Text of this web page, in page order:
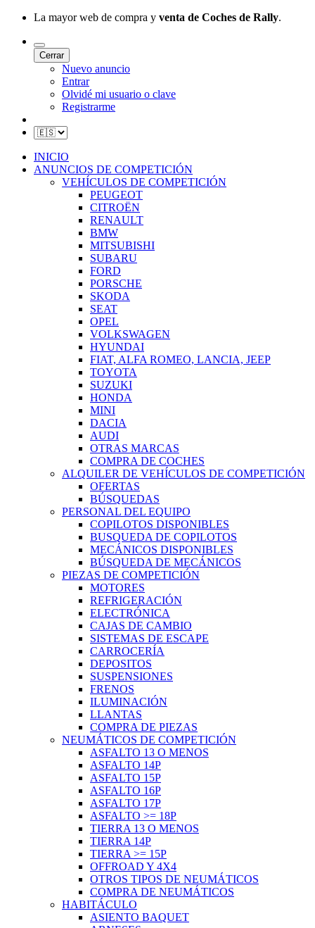
La mayor web de compra y venta de Coches de Rally.
Cerrar
Nuevo anuncio
Entrar
Olvidé mi usuario o clave
Registrarme
INICIO
ANUNCIOS DE COMPETICIÓN
VEHÍCULOS DE COMPETICIÓN
PEUGEOT
CITROËN
RENAULT
BMW
MITSUBISHI
SUBARU
FORD
PORSCHE
SKODA
SEAT
OPEL
VOLKSWAGEN
HYUNDAI
FIAT, ALFA ROMEO, LANCIA, JEEP
TOYOTA
SUZUKI
HONDA
MINI
DACIA
AUDI
OTRAS MARCAS
COMPRA DE COCHES
ALQUILER DE VEHÍCULOS DE COMPETICIÓN
OFERTAS
BÚSQUEDAS
PERSONAL DEL EQUIPO
COPILOTOS DISPONIBLES
BUSQUEDA DE COPILOTOS
MECÁNICOS DISPONIBLES
BÚSQUEDA DE MECÁNICOS
PIEZAS DE COMPETICIÓN
MOTORES
REFRIGERACIÓN
ELECTRÓNICA
CAJAS DE CAMBIO
SISTEMAS DE ESCAPE
CARROCERÍA
DEPOSITOS
SUSPENSIONES
FRENOS
ILUMINACIÓN
LLANTAS
COMPRA DE PIEZAS
NEUMÁTICOS DE COMPETICIÓN
ASFALTO 13 O MENOS
ASFALTO 14P
ASFALTO 15P
ASFALTO 16P
ASFALTO 17P
ASFALTO >= 18P
TIERRA 13 O MENOS
TIERRA 14P
TIERRA >= 15P
OFFROAD Y 4X4
OTROS TIPOS DE NEUMÁTICOS
COMPRA DE NEUMÁTICOS
HABITÁCULO
ASIENTO BAQUET